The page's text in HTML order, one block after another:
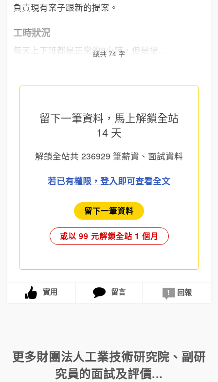
負責現有案子跟新的提案。
工時狀況
每天上下班都是正常的8小時，但是提...
總共 74 字
留下一筆資料，馬上解鎖全站
14 天
解鎖全站共 236929 筆薪資、面試資料
若已有權限，登入即可查看全文
留下一筆資料
或以 99 元解鎖全站 1 個月
實用 留言 回報
更多財團法人工業技術研究院 、 副研
究員的面試及評價...